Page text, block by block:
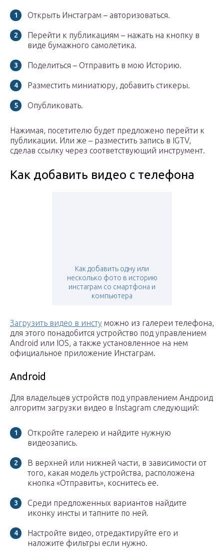
Открыть Инстаграм – авторизоваться.
Перейти к публикациям – нажать на кнопку в
виде бумажного самолетика.
Поделиться – Отправить в мою Историю.
Разместить миниатюру, добавить стикеры.
Опубликовать.
Нажимая, посетителю будет предложено перейти к
публикации. Или же – разместить запись в IGTV,
сделав ссылку через соответствующий инструмент.
Как добавить видео с телефона
Как добавить одну или
несколько фото в историю
инстаграм со смартфона и
компьютера
Загрузить видео в инсту можно из галереи телефона,
для этого понадобится устройство под управлением
Android или IOS, а также установленное на нем
официальное приложение Инстаграм.
Android
Для владельцев устройств под управлением Андроид
алгоритм загрузки видео в Instagram следующий:
Откройте галерею и найдите нужную
видеозапись.
В верхней или нижней части, в зависимости от
того, какая модель устройства, расположена
кнопка «Отправить», коснитесь ее.
Среди предложенных вариантов найдите
иконку инсты и тапните по ней.
Настройте видео, отредактируйте его и
наложите фильтры если нужно.